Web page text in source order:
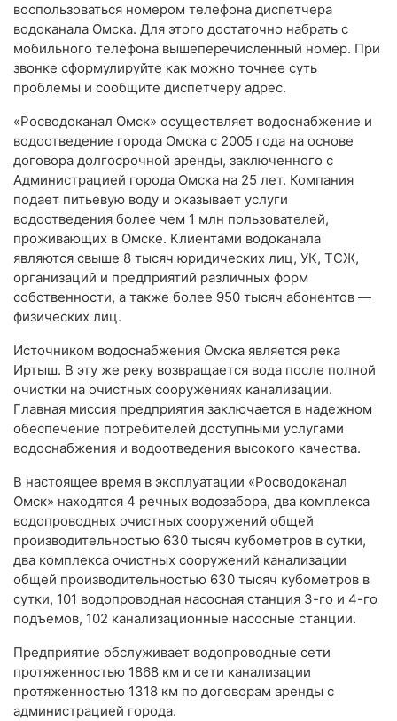
воспользоваться номером телефона диспетчера
водоканала Омска. Для этого достаточно набрать с
мобильного телефона вышеперечисленный номер. При
звонке сформулируйте как можно точнее суть
проблемы и сообщите диспетчеру адрес.
«Росводоканал Омск» осуществляет водоснабжение и
водоотведение города Омска с 2005 года на основе
договора долгосрочной аренды, заключенного с
Администрацией города Омска на 25 лет. Компания
подает питьевую воду и оказывает услуги
водоотведения более чем 1 млн пользователей,
проживающих в Омске. Клиентами водоканала
являются свыше 8 тысяч юридических лиц, УК, ТСЖ,
организаций и предприятий различных форм
собственности, а также более 950 тысяч абонентов —
физических лиц.
Источником водоснабжения Омска является река
Иртыш. В эту же реку возвращается вода после полной
очистки на очистных сооружениях канализации.
Главная миссия предприятия заключается в надежном
обеспечение потребителей доступными услугами
водоснабжения и водоотведения высокого качества.
В настоящее время в эксплуатации «Росводоканал
Омск» находятся 4 речных водозабора, два комплекса
водопроводных очистных сооружений общей
производительностью 630 тысяч кубометров в сутки,
два комплекса очистных сооружений канализации
общей производительностью 630 тысяч кубометров в
сутки, 101 водопроводная насосная станция 3-го и 4-го
подъемов, 102 канализационные насосные станции.
Предприятие обслуживает водопроводные сети
протяженностью 1868 км и сети канализации
протяженностью 1318 км по договорам аренды с
администрацией города.